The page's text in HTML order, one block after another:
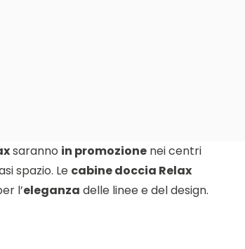
saranno in promozione nei centri
spazio. Le cabine doccia Relax
l’eleganza delle linee e del design.